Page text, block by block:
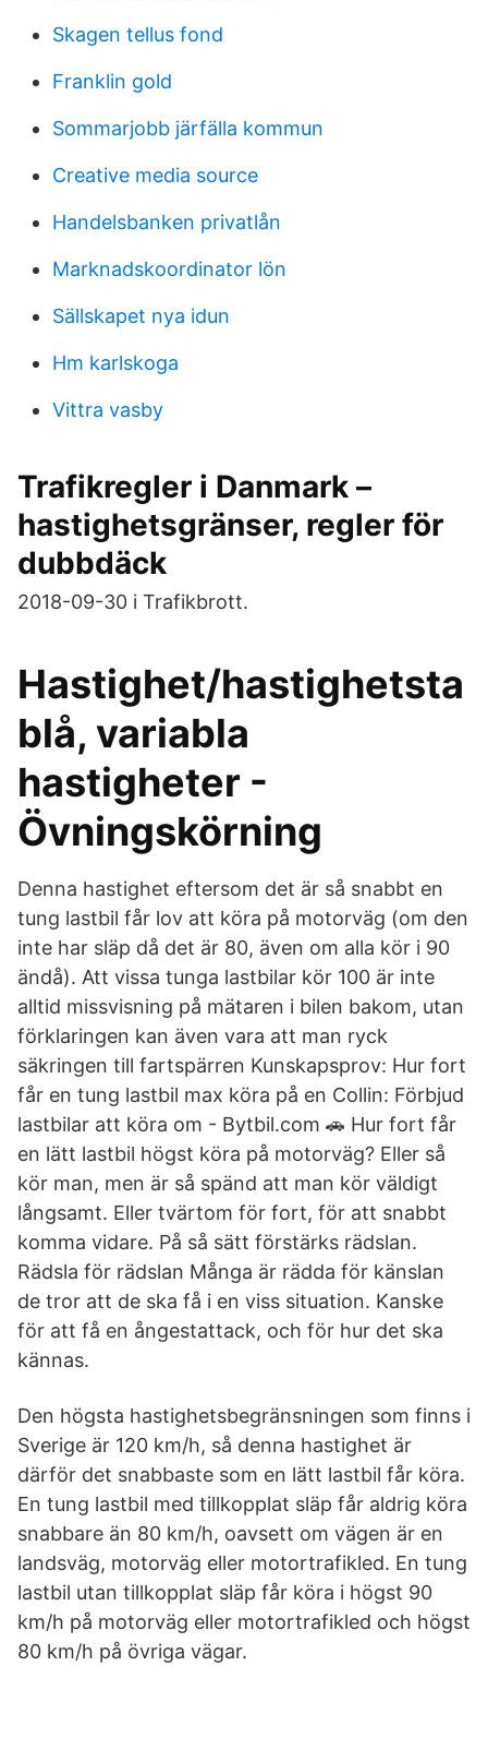
Skagen tellus fond
Franklin gold
Sommarjobb järfälla kommun
Creative media source
Handelsbanken privatlån
Marknadskoordinator lön
Sällskapet nya idun
Hm karlskoga
Vittra vasby
Trafikregler i Danmark –
hastighetsgränser, regler för
dubbdäck
2018-09-30 i Trafikbrott.
Hastighet/hastighetsta
blå, variabla
hastigheter -
Övningskörning
Denna hastighet eftersom det är så snabbt en
tung lastbil får lov att köra på motorväg (om den
inte har släp då det är 80, även om alla kör i 90
ändå). Att vissa tunga lastbilar kör 100 är inte
alltid missvisning på mätaren i bilen bakom, utan
förklaringen kan även vara att man ryck
säkringen till fartspärren Kunskapsprov: Hur fort
får en tung lastbil max köra på en Collin: Förbjud
lastbilar att köra om - Bytbil.com 🚗 Hur fort får
en lätt lastbil högst köra på motorväg? Eller så
kör man, men är så spänd att man kör väldigt
långsamt. Eller tvärtom för fort, för att snabbt
komma vidare. På så sätt förstärks rädslan.
Rädsla för rädslan Många är rädda för känslan
de tror att de ska få i en viss situation. Kanske
för att få en ångestattack, och för hur det ska
kännas.
Den högsta hastighetsbegränsningen som finns i
Sverige är 120 km/h, så denna hastighet är
därför det snabbaste som en lätt lastbil får köra.
En tung lastbil med tillkopplat släp får aldrig köra
snabbare än 80 km/h, oavsett om vägen är en
landsväg, motorväg eller motortrafikled. En tung
lastbil utan tillkopplat släp får köra i högst 90
km/h på motorväg eller motortrafikled och högst
80 km/h på övriga vägar.